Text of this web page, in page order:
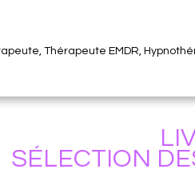
Thérapeute EMDR,
SÉLECTION